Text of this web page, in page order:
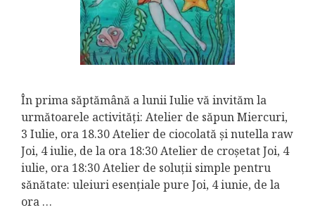
În prima săptămână a lunii Iulie vă invităm la
următoarele activități: Atelier de săpun Miercuri,
3 Iulie, ora 18.30 Atelier de ciocolată și nutella raw
Joi, 4 iulie, de la ora 18:30 Atelier de croșetat Joi, 4
iulie, ora 18:30 Atelier de soluții simple pentru
sănătate: uleiuri esențiale pure Joi, 4 iunie, de la
ora …